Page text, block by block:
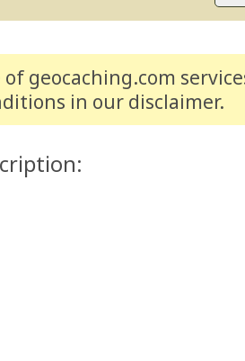
geocaching.com
in our disclaimer.